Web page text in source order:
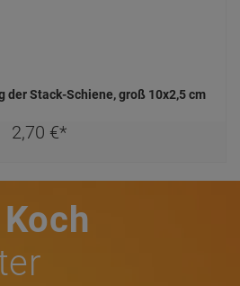
der Stack-Schiene, groß 10x2,5 cm
2,70 €*